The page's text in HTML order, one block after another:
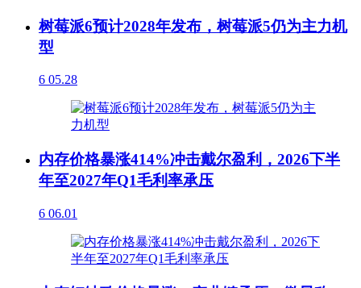
树莓派6预计2028年发布，树莓派5仍为主力机
型
6 05.28
内存价格暴涨414%冲击戴尔盈利，2026下半
年至2027年Q1毛利率承压
6 06.01